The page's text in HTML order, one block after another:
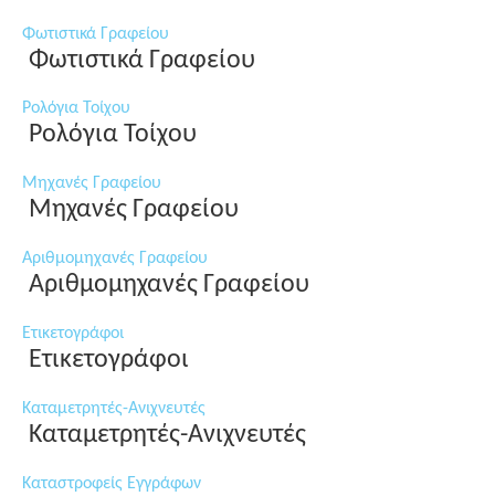
Φωτιστικά Γραφείου
Φωτιστικά Γραφείου
Ρολόγια Τοίχου
Ρολόγια Τοίχου
Μηχανές Γραφείου
Μηχανές Γραφείου
Αριθμομηχανές Γραφείου
Αριθμομηχανές Γραφείου
Ετικετογράφοι
Ετικετογράφοι
Καταμετρητές-Ανιχνευτές
Καταμετρητές-Ανιχνευτές
Καταστροφείς Εγγράφων